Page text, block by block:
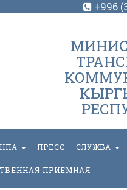
+996
НПА ПРЕСС — СЛУЖБА
ПРИЕМНАЯ